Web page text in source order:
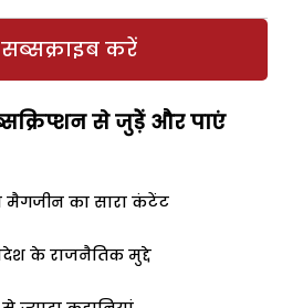
सब्सक्राइब करें
से जुड़ेें और पाएं
मैगजीन का सारा कंटेंट
के राजनैतिक मुद्दे